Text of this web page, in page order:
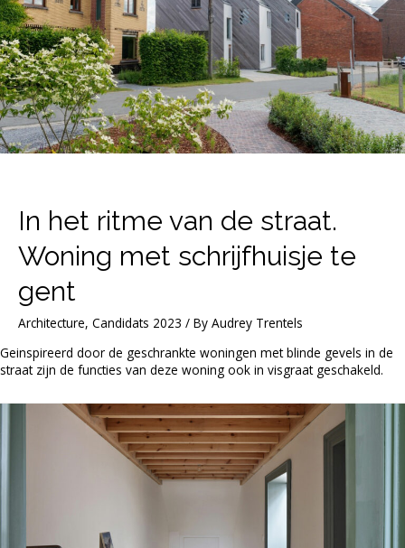
In het ritme van de straat.
Woning met schrijfhuisje te
gent
Architecture, Candidats 2023 / By Audrey Trentels
Geinspireerd door de geschrankte woningen met blinde gevels in de
straat zijn de functies van deze woning ook in visgraat geschakeld.